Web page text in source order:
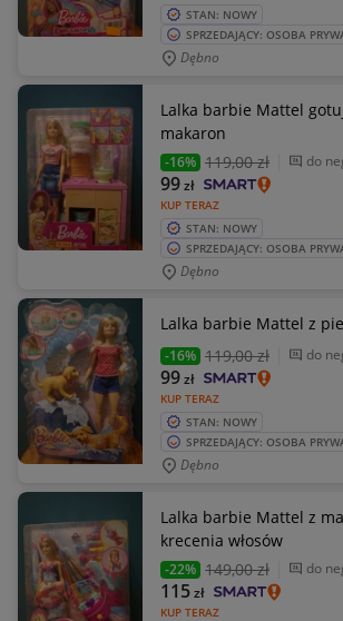
STAN: NOWY
SPRZEDAJĄCY: OSOBA
Dębno
Lalka barbie Mattel
makaron
-16% 119,00 zł do
KUP TERAZ
99zł
STAN: NOWY
SPRZEDAJĄCY: OSOBA
Dębno
Lalka barbie Mattel z
-16% 119,00 zł do
KUP TERAZ
99zł
STAN: NOWY
SPRZEDAJĄCY: OSOBA
Dębno
Lalka barbie Mattel z
krecenia włosów
-22% 149,00 zł do
KUP TERAZ
115zł